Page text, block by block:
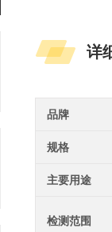
详
品牌
规格
主要用途
检测范围